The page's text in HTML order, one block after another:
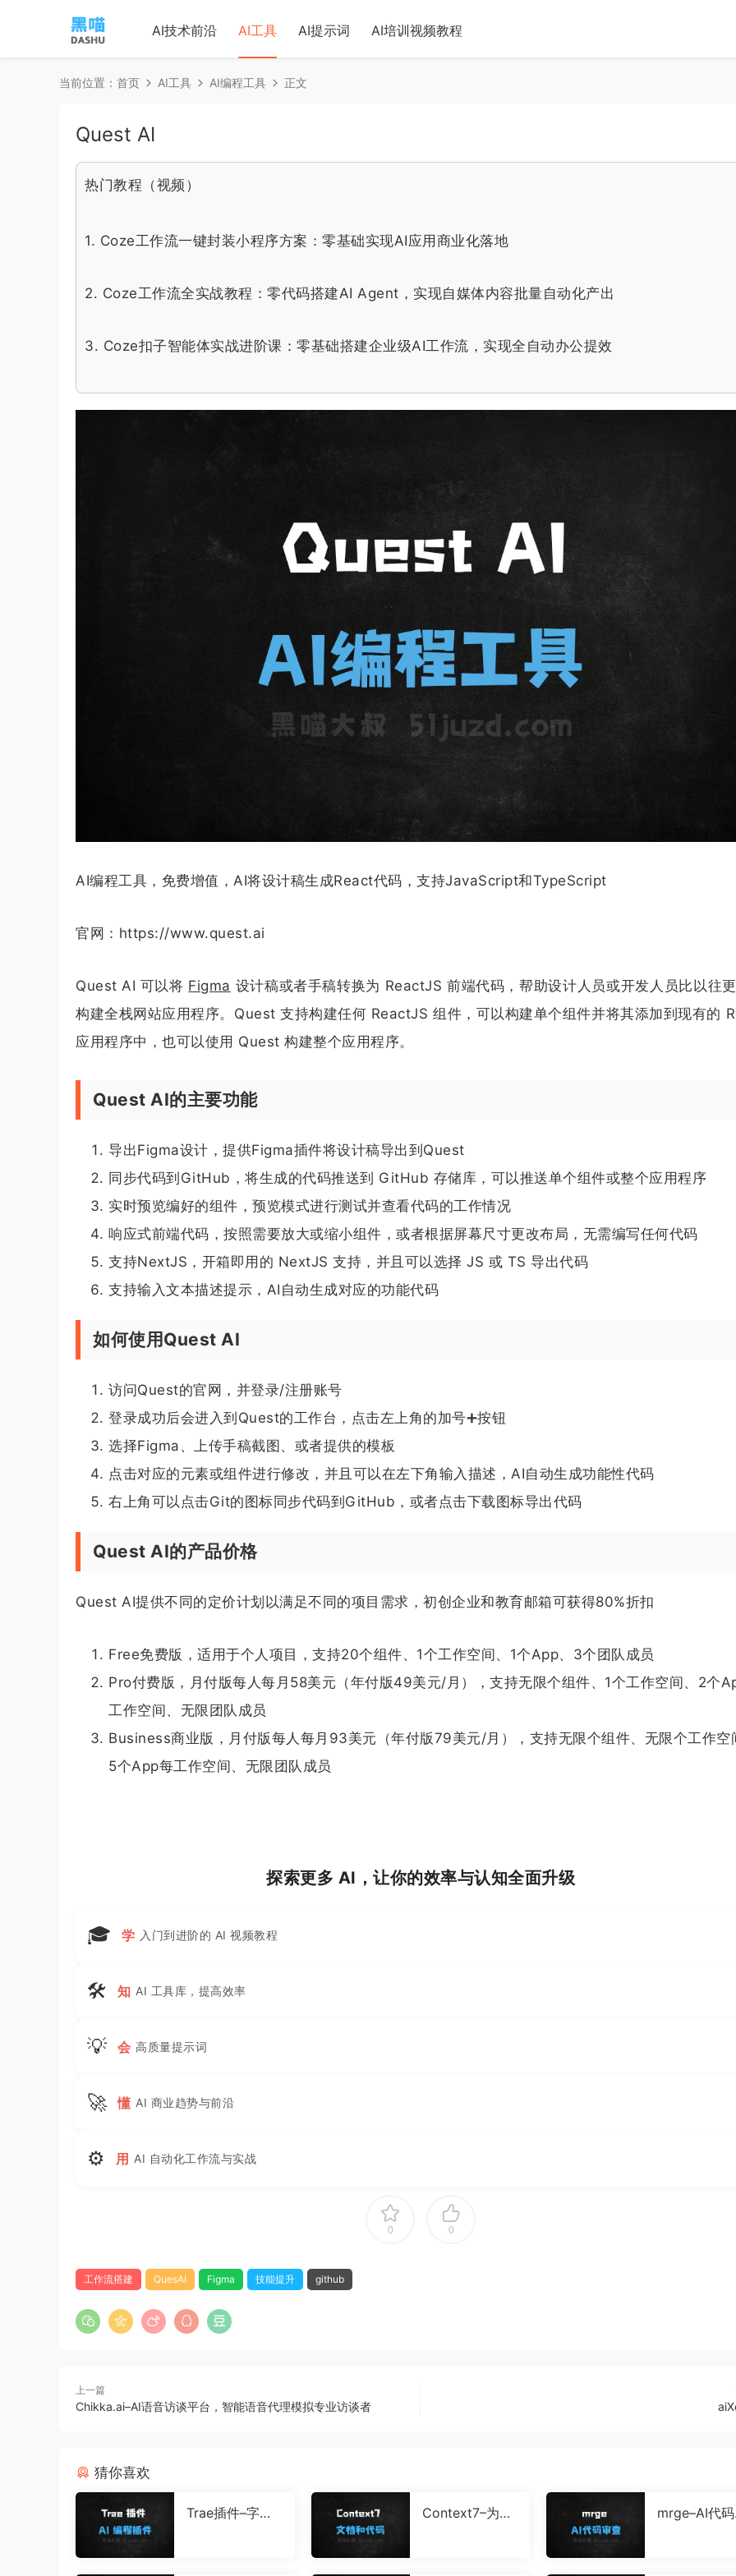
AI技术前沿 AI工具 AI提示词 AI培训视频教程
当前位置： 首页 AI工具 AI编程工具 正文
Quest AI
热门教程（视频）
1. Coze工作流一键封装小程序方案：零基础实现AI应用商业化落地
2. Coze工作流全实战教程：零代码搭建AI Agent，实现自媒体内容批量自动化产出
3. Coze扣子智能体实战进阶课：零基础搭建企业级AI工作流，实现全自动办公提效
AI编程工具，免费增值，AI将设计稿生成React代码，支持JavaScript和TypeScript
官网：https://www.quest.ai
Quest AI 可以将 Figma 设计稿或者手稿转换为 ReactJS 前端代码，帮助设计人员或开发人员比以往
构建全栈网站应用程序。Quest 支持构建任何 ReactJS 组件， 可以构建单个组件并将其添加到现有的
应用程序中，也可以使用 Quest 构建整个应用程序。
Quest AI的主要功能
导出Figma设计，提供Figma插件将设计稿导出到Quest
同步代码到GitHub，将生成的代码推送到 GitHub 存储库，可以推送单个组件或整个应用程序
实时预览编好的组件，预览模式进行测试并查看代码的工作情况
响应式前端代码，按照需要放大或缩小组件，或者根据屏幕尺寸更改布局，无需编写任何代码
支持NextJS，开箱即用的 NextJS 支持，并且可以选择 JS 或 TS 导出代码
支持输入文本描述提示，AI自动生成对应的功能代码
如何使用Quest AI
访问Quest的官网，并登录/注册账号
登录成功后会进入到Quest的工作台，点击左上角的加号➕按钮
选择Figma、上传手稿截图、或者提供的模板
点击对应的元素或组件进行修改，并且可以在左下角输入描述，AI自动生成功能性代码
右上角可以点击Git的图标同步代码到GitHub，或者点击下载图标导出代码
Quest AI的产品价格
Quest AI提供不同的定价计划以满足不同的项目需求，初创企业和教育邮箱可获得80%折扣
Free免费版，适用于个人项目，支持20个组件、1个工作空间、1个App、3个团队成员
Pro付费版，月付版每人每月58美元（年付版49美元/月），支持无限个组件、1个工作空间、2个
工作空间、无限团队成员
Business商业版，月付版每人每月93美元（年付版79美元/月），支持无限个组件、无限个工作空
5个App每工作空间、无限团队成员
探索更多 AI，让你的效率与认知全面升级
🎓 学 入门到进阶的 AI 视频教程
🛠 知 AI 工具库，提高效率
💡 会 高质量提示词
🚀 懂 AI 商业趋势与前沿
⚙ 用 AI 自动化工作流与实战
0 0
工作流搭建 QuesAI Figma 技能提升 github
上一篇
Chikka.ai–AI语音访谈平台，智能语音代理模拟专业访谈者
猜你喜欢
Trae插件–字节
Context7–为大
mrge–AI代码